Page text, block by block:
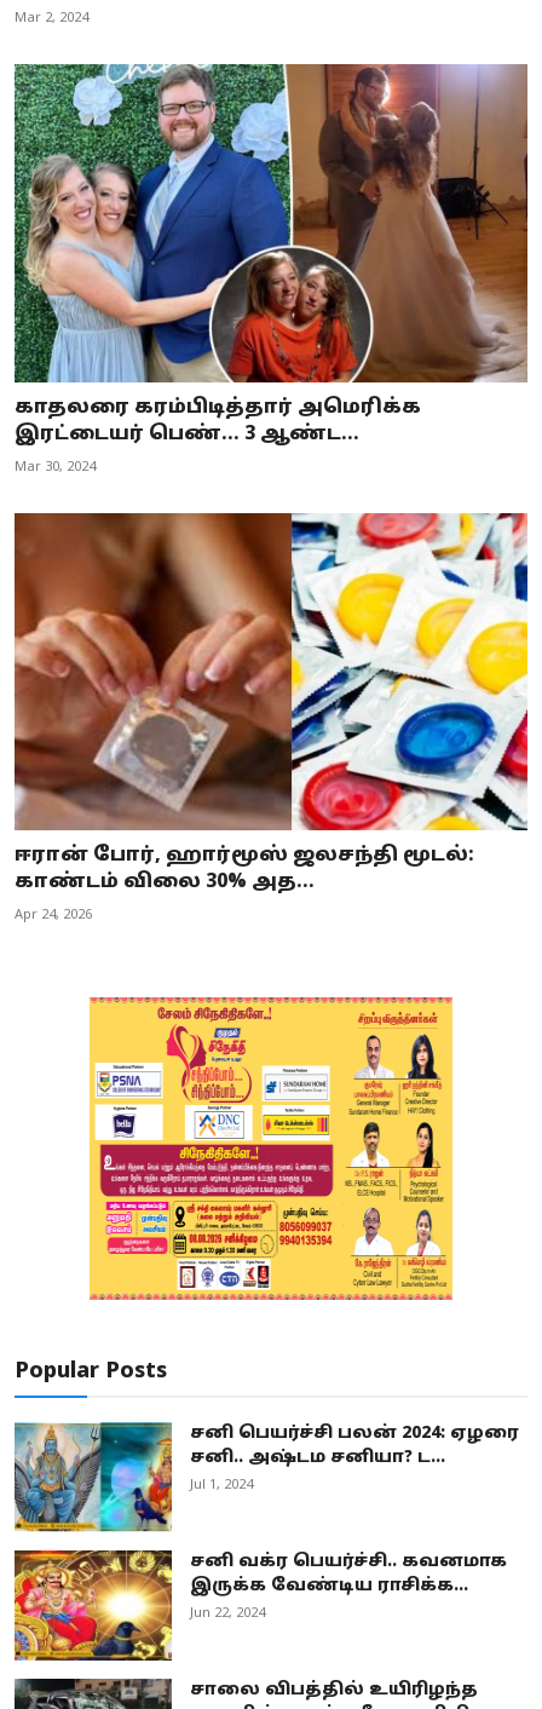
Mar 2, 2024
காதலரை கரம்பிடித்தார் அமெரிக்க
இரட்டையர் பெண்... 3 ஆண்ட...
Mar 30, 2024
ஈரான் போர், ஹார்மூஸ் ஜலசந்தி மூடல்:
காண்டம் விலை 30% அத...
Apr 24, 2026
Popular Posts
சனி பெயர்ச்சி பலன் 2024: ஏழரை
சனி.. அஷ்டம சனியா? ட...
Jul 1, 2024
சனி வக்ர பெயர்ச்சி.. கவனமாக
இருக்க வேண்டிய ராசிக்க...
Jun 22, 2024
சாலை விபத்தில் உயிரிழந்த